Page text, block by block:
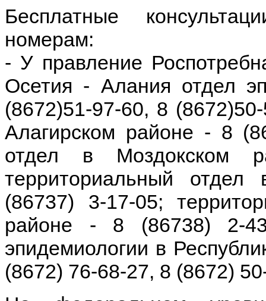
Бесплатные
номерам:
- У правление
Осетия - Алания отдел
(8672)51-97-60, 8
Алагирском районе - 8
отдел в Моздокском
территориальный
(86737) 3-17-05;
районе - 8 (86738) 2-
эпидемиологии в
(8672) 76-68-27, 8 (8672)